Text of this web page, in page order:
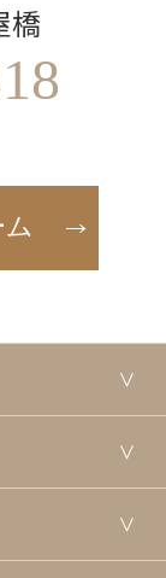
橋